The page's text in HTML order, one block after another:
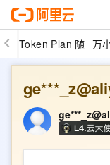
Token Plan 随 万